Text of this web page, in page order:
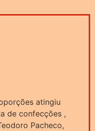
atingiu
de confecções ,
Pacheco,